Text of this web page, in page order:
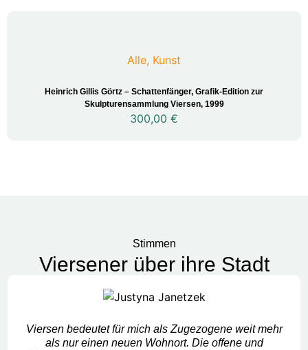
Alle, Kunst
Heinrich Gillis Görtz – Schattenfänger, Grafik-Edition zur
Skulpturensammlung Viersen, 1999
300,00 €
Stimmen
Viersener über ihre Stadt
Viersen bedeutet für mich als Zugezogene weit mehr
als nur einen neuen Wohnort. Die offene und